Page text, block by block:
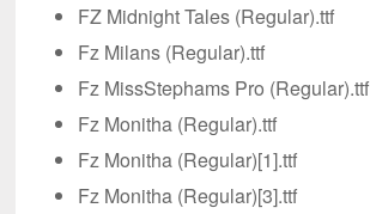
FZ Midnight Tales (Regular).ttf
Fz Milans (Regular).ttf
Fz MissStephams Pro (Regular).ttf
Fz Monitha (Regular).ttf
Fz Monitha (Regular)[1].ttf
Fz Monitha (Regular)[3].ttf